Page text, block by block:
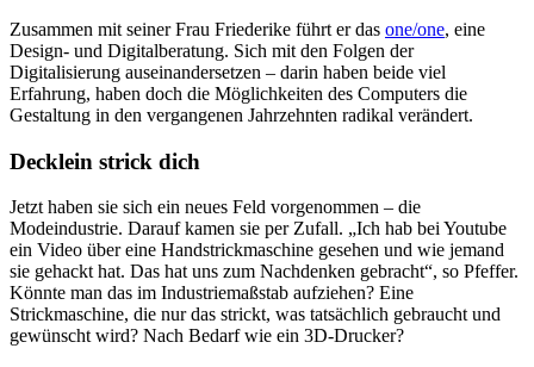
Zusammen mit seiner Frau Friederike führt er das one/one, eine
Design- und Digitalberatung. Sich mit den Folgen der
Digitalisierung auseinandersetzen – darin haben beide viel
Erfahrung, haben doch die Möglichkeiten des Computers die
Gestaltung in den vergangenen Jahrzehnten radikal verändert.
Decklein strick dich
Jetzt haben sie sich ein neues Feld vorgenommen – die
Modeindustrie. Darauf kamen sie per Zufall. „Ich hab bei Youtube
ein Video über eine Handstrickmaschine gesehen und wie jemand
sie gehackt hat. Das hat uns zum Nachdenken gebracht“, so Pfeffer.
Könnte man das im Industriemaßstab aufziehen? Eine
Strickmaschine, die nur das strickt, was tatsächlich gebraucht und
gewünscht wird? Nach Bedarf wie ein 3D-Drucker?